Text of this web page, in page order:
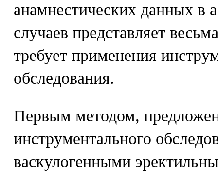
анамнестических данных в
случаев представляет
требует применения
обследования.
Первым методом,
инструментального
васкулогенными